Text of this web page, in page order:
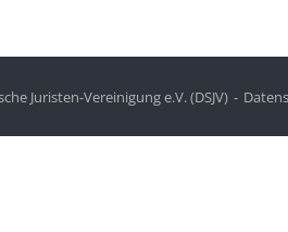
Juristen-Vereinigung e.V. (DSJV)